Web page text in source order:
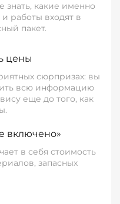
знать, какие именно
и работы входят в
пакет.
цены
сюрпризах: вы
всю информацию
еще до того, как
включено»
в себя стоимость
запасных